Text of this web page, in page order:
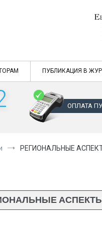
ПУБЛИКАЦИЯ В
ОПЛАТА
РЕГИОНАЛЬНЫЕ